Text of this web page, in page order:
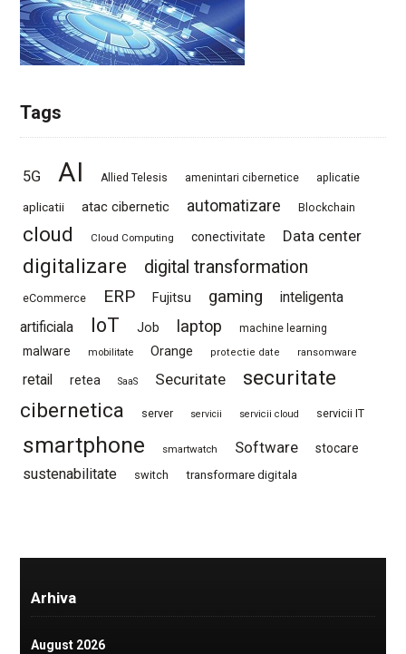
Tags
5G AI Allied Telesis amenintari cibernetice aplicatie
aplicatii atac cibernetic automatizare Blockchain
cloud Cloud Computing conectivitate Data center
digitalizare digital transformation
eCommerce ERP Fujitsu gaming
inteligenta
artificiala
IoT Job laptop machine learning
malware mobilitate Orange protectie date ransomware
retail retea SaaS Securitate
securitate
cibernetica
server servicii servicii cloud servicii IT
smartphone smartwatch Software stocare
sustenabilitate switch transformare digitala
Arhiva
August 2026